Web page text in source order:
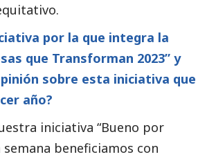
por la que integra la
que Transforman 2023” y
sobre esta iniciativa que
año?
iniciativa “Bueno por
semana beneficiamos con